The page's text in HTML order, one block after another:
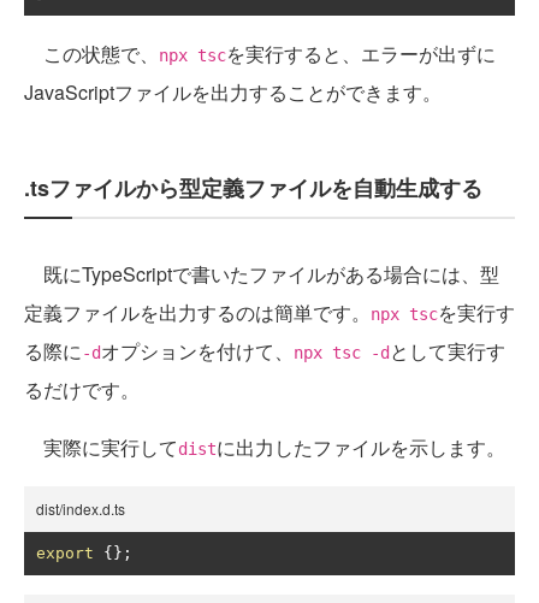
この状態で、 npx tscを実行すると、エラーが出ずに
JavaScriptファイルを出力することができます。
.tsファイルから型定義ファイルを自動生成する
既にTypeScriptで書いたファイルがある場合には、型
定義ファイルを出力するのは簡単です。
npx tscを実行す
る際に-dオプションを付けて、 npx tsc -d として実行す
るだけです。
実際に実行してdistに出力したファイルを示します。
dist/index.d.ts
export {};